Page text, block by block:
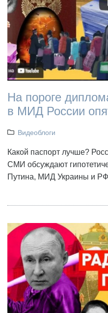
На пороге
в МИД России
Видеоблоги
Какой паспорт лучше?
СМИ обсуждают
Путина, МИД Украины и